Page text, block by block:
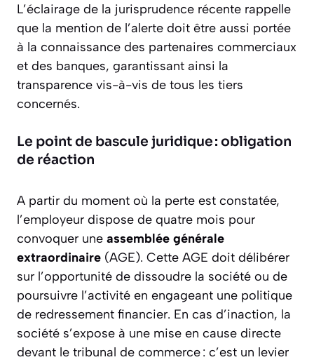
L’éclairage de la jurisprudence récente rappelle
que la mention de l’alerte doit être aussi portée
à la connaissance des partenaires commerciaux
et des banques, garantissant ainsi la
transparence vis-à-vis de tous les tiers
concernés.
Le point de bascule juridique : obligation
de réaction
A partir du moment où la perte est constatée,
l’employeur dispose de quatre mois pour
convoquer une assemblée générale
extraordinaire (AGE). Cette AGE doit délibérer
sur l’opportunité de dissoudre la société ou de
poursuivre l’activité en engageant une politique
de redressement financier. En cas d’inaction, la
société s’expose à une mise en cause directe
devant le tribunal de commerce : c’est un levier